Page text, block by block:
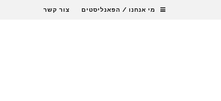
מי אנחנו / הפאנליסטים צור קשר